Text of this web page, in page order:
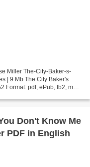
Miller The-City-Baker-s-
| 9 Mb The City Baker's
Format: pdf, ePub, fb2, mobi
Don't Know Me
PDF in English